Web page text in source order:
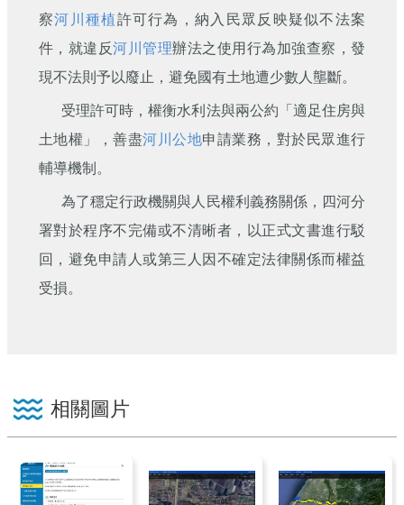
察河川 種植許可行為，納入民眾反映疑似不法案
件，就違反河川管理辦法之使用行為加強查察，發
現不法則予以廢止，避免國有土地遭少數人壟斷。
受理許可時，權衡水利法與兩公約「適足住房與
土地權」，善盡河川公地申請業務，對於民眾進行
輔導機制。
為了穩定行政機關與人民權利義務關係，四河分
署對於程序不完備或不清晰者，以正式文書進行駁
回，避免申請人或第三人因不確定法律關係而權益
受損。
相關圖片